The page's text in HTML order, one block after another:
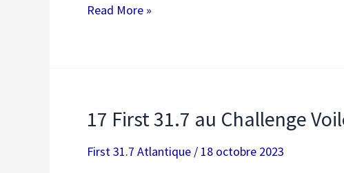
Résultats
31.7
Read More »
17 First 31.7 au Challenge
First 31.7 Atlantique / 18 octobre 2023